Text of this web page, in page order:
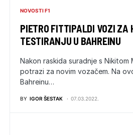
NOVOSTI F1
PIETRO FITTIPALDI VOZI ZA
TESTIRANJU U BAHREINU
Nakon raskida suradnje s Nikitom
potrazi za novim vozačem. Na
Bahreinu…
BY IGOR ŠESTAK 07.03.2022.